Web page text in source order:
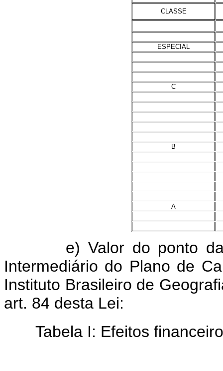
CLASSE
ESPECIAL
C
B
A
e) Valor do ponto da
Intermediário do Plano de
Instituto Brasileiro de
art. 84 desta Lei:
Tabela I: Efeitos